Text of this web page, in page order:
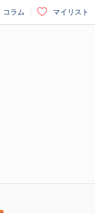
コラム マイリスト